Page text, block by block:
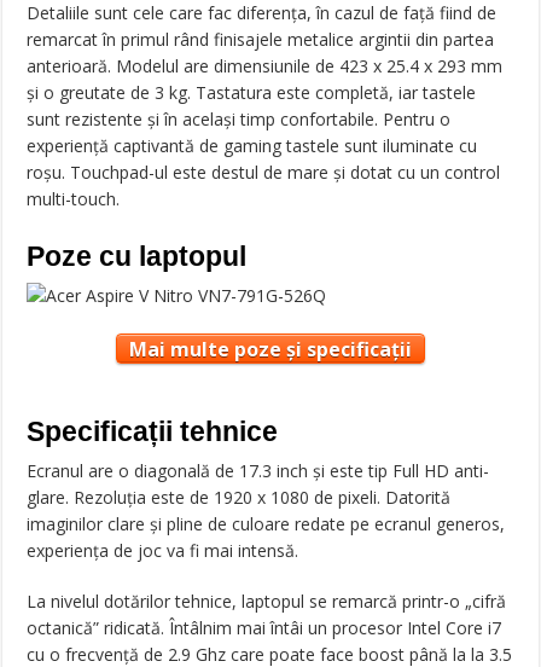
Detaliile sunt cele care fac diferența, în cazul de față fiind de
remarcat în primul rând finisajele metalice argintii din partea
anterioară. Modelul are dimensiunile de 423 x 25.4 x 293 mm
și o greutate de 3 kg. Tastatura este completă, iar tastele
sunt rezistente și în același timp confortabile. Pentru o
experiență captivantă de gaming tastele sunt iluminate cu
roșu. Touchpad-ul este destul de mare și dotat cu un control
multi-touch.
Poze cu laptopul
Mai multe poze și specificații
Specificații tehnice
Ecranul are o diagonală de 17.3 inch și este tip Full HD anti-
glare. Rezoluția este de 1920 x 1080 de pixeli. Datorită
imaginilor clare și pline de culoare redate pe ecranul generos,
experiența de joc va fi mai intensă.
La nivelul dotărilor tehnice, laptopul se remarcă printr-o „cifră
octanică” ridicată. Întâlnim mai întâi un procesor Intel Core i7
cu o frecvență de 2.9 Ghz care poate face boost până la la 3.5